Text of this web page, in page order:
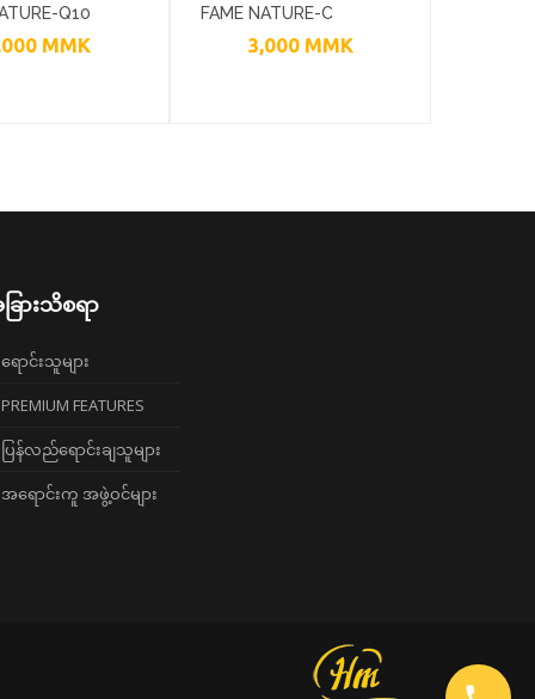
Q10
MMK
FAME NATURE-C
ANTIOXIDANT
3,000 MMK
ြားသိစရာ
ရောင်းသူများ
PREMIUM FEATURES
ပြန်လည်ရောင်းချသူများ
အရောင်းကူ အဖွဲ့ဝင်များ